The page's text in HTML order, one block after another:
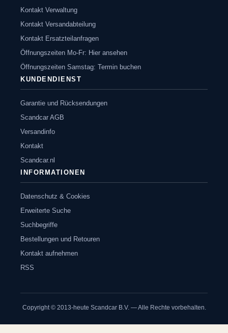
Kontakt Verwaltung
Kontakt Versandabteilung
Kontakt Ersatzteilanfragen
Öffnungszeiten Mo-Fr: Hier ansehen
Öffnungszeiten Samstag: Termin buchen
KUNDENDIENST
Garantie und Rücksendungen
Scandcar AGB
Versandinfo
Kontakt
Scandcar.nl
INFORMATIONEN
Datenschutz & Cookies
Erweiterte Suche
Suchbegriffe
Bestellungen und Retouren
Kontakt aufnehmen
RSS
Copyright © 2013-heute Scandcar B.V. — Alle Rechte vorbehalten.